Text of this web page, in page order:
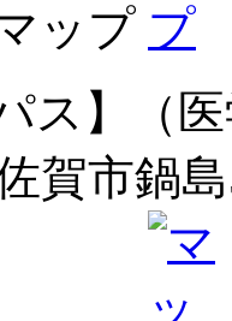
ップ
ス】（
賀市鍋